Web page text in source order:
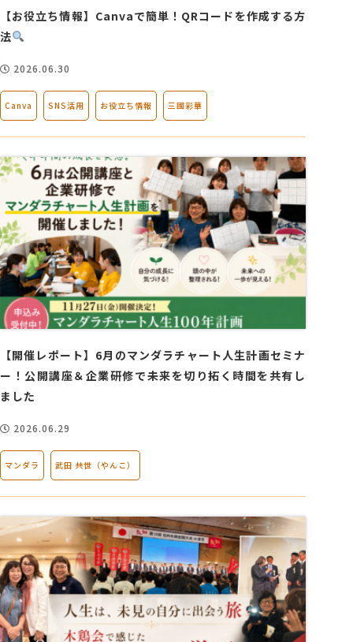
【お役立ち情報】Canvaで簡単！QRコードを作成する方
法
2026.06.30
Canva SNS活用 お役立ち情報 三國彩華
【開催レポート】6月のマンダラチャート人生計画セミナ
ー！公開講座＆企業研修で未来を切り拓く時間を共有し
ました
2026.06.29
マンダラ 武田 共世（やんこ）